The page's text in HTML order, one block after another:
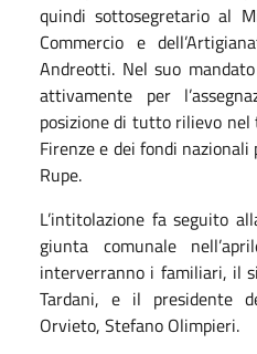
quindi sottosegretario al
Commercio e
Andreotti. Nel suo
attivamente per
posizione di tutto rilievo
Firenze e dei fondi
Rupe.
L’intitolazione fa seguito
giunta comunale
interverranno i familiari, il
Tardani, e il presidente
Orvieto, Stefano Olimpieri.